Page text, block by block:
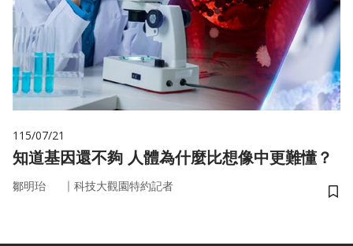
115/07/21
知道基因還不夠 人體為什麼比想像中更難懂？
鄒明珆 ｜ 科技大觀園特約記者
儲